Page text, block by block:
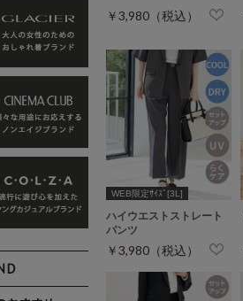
￥3,980（税込）
WEB限定ｻｲｽﾞ[3L]
ハイウエストストレート
パンツ
￥3,980（税込）